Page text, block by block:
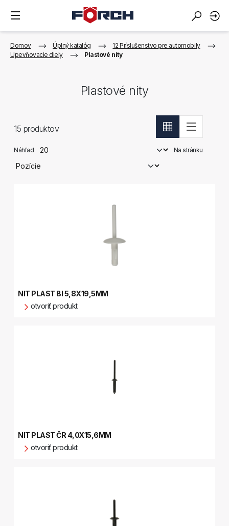
Domov Úplný katalóg
12 Príslušenstvo pre automobily
Upevňovacie diely
Plastové nity
Plastové nity
15 produktov
Náhľad Na stránku
NIT PLAST BI 5,8X19,5MM
otvoriť produkt
NIT PLAST ČR 4,0X15,6MM
otvoriť produkt